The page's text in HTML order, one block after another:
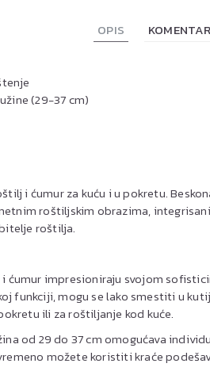
OPIS
(29-37 cm)
i ćumur za kuću i u pokretu.
roštiljskim obrazima,
roštilja.
ćumur impresioniraju svojom
funkciji, mogu se lako smestiti u
ili za roštiljanje kod kuće.
od 29 do 37 cm omogućava
možete koristiti kraće